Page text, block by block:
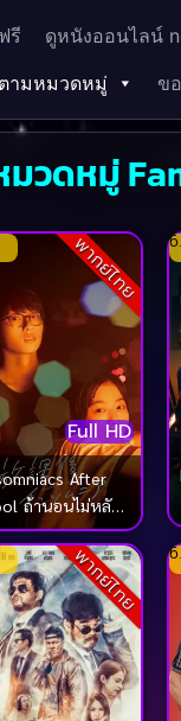
รี ดูหนังออนไลน์
ามหมวดหมู่
ข
วดหมู่
พากย์ไทย
Full HD
After
ถ้านอนไม่หลับ
าวกันไหม (2024)
พากย์ไทย